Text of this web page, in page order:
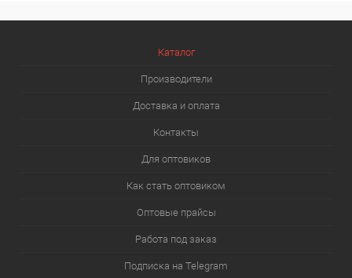
Каталог
Производители
Доставка и оплата
Контакты
Для оптовиков
Как стать оптовиком
Оптовые прайсы
Работа под заказ
Подписка на Telegram